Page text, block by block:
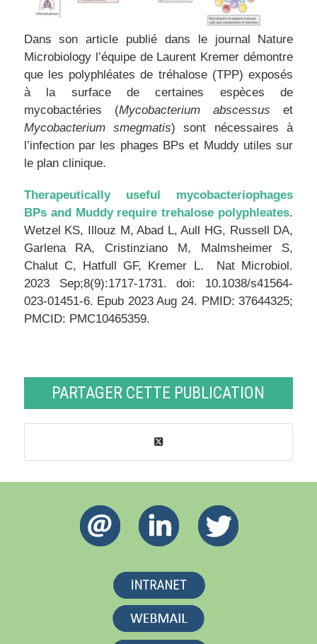
Dans son article publié dans le journal Nature
Microbiology l’équipe de Laurent Kremer démontre
que les polyphléates de tréhalose (TPP) exposés
à la surface de certaines espèces de
mycobactéries (Mycobacterium abscessus et
Mycobacterium smegmatis) sont nécessaires à
l’infection par les phages BPs et Muddy utiles sur
le plan clinique.
Therapeutically useful mycobacteriophages
BPs and Muddy require trehalose polyphleates.
Wetzel KS, Illouz M, Abad L, Aull HG, Russell DA,
Garlena RA, Cristinziano M, Malmsheimer S,
Chalut C, Hatfull GF, Kremer L. Nat Microbiol.
2023 Sep;8(9):1717-1731. doi: 10.1038/s41564-
023-01451-6. Epub 2023 Aug 24. PMID: 37644325;
PMCID: PMC10465359.
PARTAGER CETTE PUBLICATION